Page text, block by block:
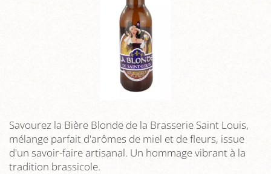
Savourez la Bière Blonde de la Brasserie Saint Louis,
mélange parfait d'arômes de miel et de fleurs, issue
d'un savoir-faire artisanal. Un hommage vibrant à la
tradition brassicole.